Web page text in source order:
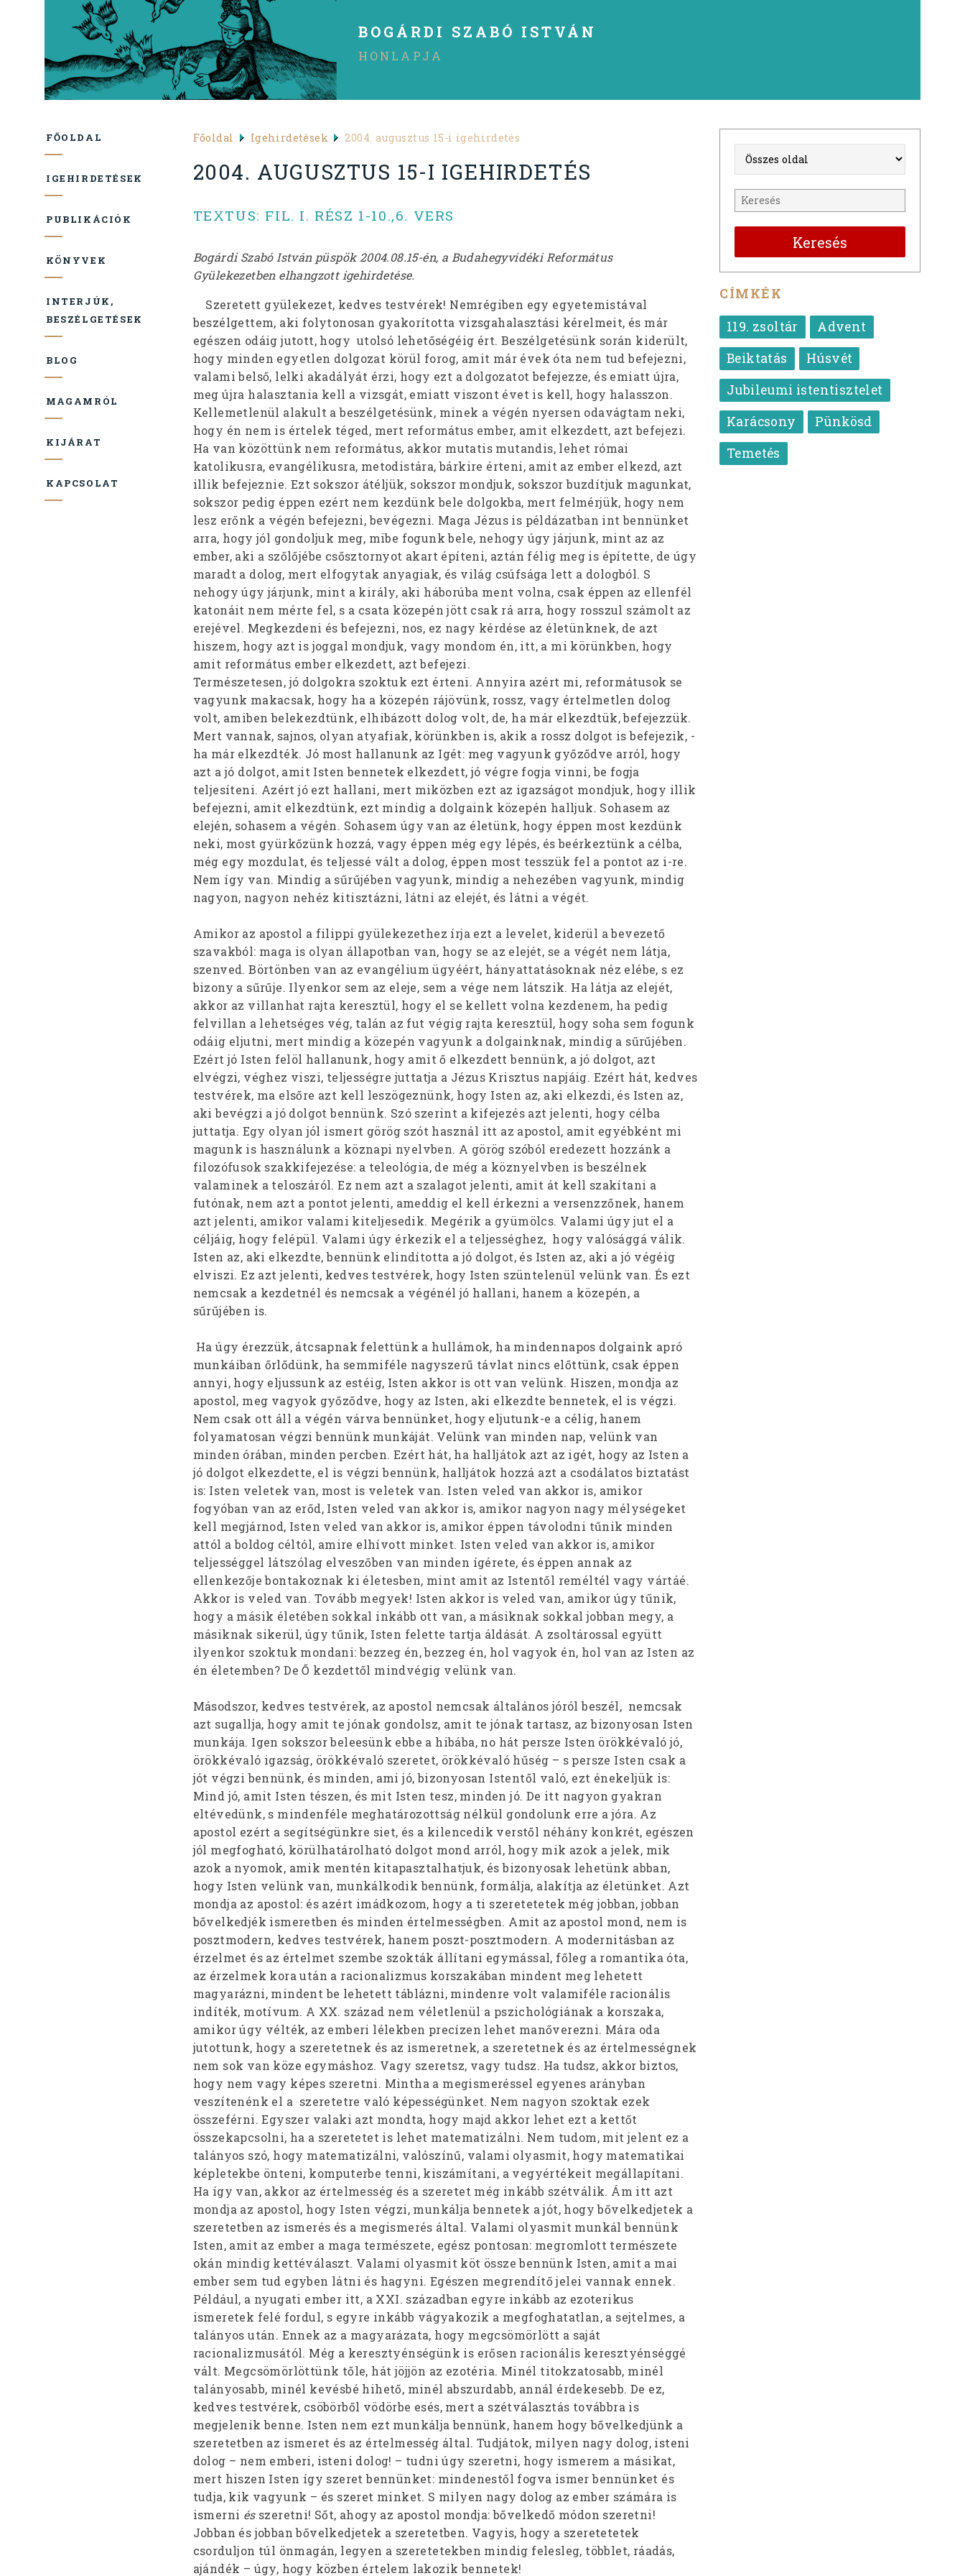
BOGÁRDI SZABÓ ISTVÁN
HONLAPJA
FŐOLDAL
IGEHIRDETÉSEK
PUBLIKÁCIÓK
KÖNYVEK
INTERJÚK,
BESZÉLGETÉSEK
BLOG
MAGAMRÓL
KIJÁRAT
KAPCSOLAT
Főoldal Igehirdetések 2004. augusztus 15-i igehirdetés
2004. AUGUSZTUS 15-I IGEHIRDETÉS
TEXTUS: FIL. I. RÉSZ 1-10.,6. VERS
Bogárdi Szabó István püspök 2004.08.15-én, a Budahegyvidéki Református
Gyülekezetben elhangzott igehirdetése.
Szeretett gyülekezet, kedves testvérek! Nemrégiben egy egyetemistával
beszélgettem, aki folytonosan gyakorította vizsgahalasztási kérelmeit, és már
egészen odáig jutott, hogy utolsó lehetőségéig ért. Beszélgetésünk során kiderült,
hogy minden egyetlen dolgozat körül forog, amit már évek óta nem tud befejezni,
valami belső, lelki akadályát érzi, hogy ezt a dolgozatot befejezze, és emiatt újra,
meg újra halasztania kell a vizsgát, emiatt viszont évet is kell, hogy halasszon.
Kellemetlenül alakult a beszélgetésünk, minek a végén nyersen odavágtam neki,
hogy én nem is értelek téged, mert református ember, amit elkezdett, azt befejezi.
Ha van közöttünk nem református, akkor mutatis mutandis, lehet római
katolikusra, evangélikusra, metodistára, bárkire érteni, amit az ember elkezd, azt
illik befejeznie. Ezt sokszor átéljük, sokszor mondjuk, sokszor buzdítjuk magunkat,
sokszor pedig éppen ezért nem kezdünk bele dolgokba, mert felmérjük, hogy nem
lesz erőnk a végén befejezni, bevégezni. Maga Jézus is példázatban int bennünket
arra, hogy jól gondoljuk meg, mibe fogunk bele, nehogy úgy járjunk, mint az az
ember, aki a szőlőjébe csősztornyot akart építeni, aztán félig meg is építette, de úgy
maradt a dolog, mert elfogytak anyagiak, és világ csúfsága lett a dologból. S
nehogy úgy járjunk, mint a király, aki háborúba ment volna, csak éppen az ellenfél
katonáit nem mérte fel, s a csata közepén jött csak rá arra, hogy rosszul számolt az
erejével. Megkezdeni és befejezni, nos, ez nagy kérdése az életünknek, de azt
hiszem, hogy azt is joggal mondjuk, vagy mondom én, itt, a mi körünkben, hogy
amit református ember elkezdett, azt befejezi.
Természetesen, jó dolgokra szoktuk ezt érteni. Annyira azért mi, reformátusok se
vagyunk makacsak, hogy ha a közepén rájövünk, rossz, vagy értelmetlen dolog
volt, amiben belekezdtünk, elhibázott dolog volt, de, ha már elkezdtük, befejezzük.
Mert vannak, sajnos, olyan atyafiak, körünkben is, akik a rossz dolgot is befejezik, -
ha már elkezdték. Jó most hallanunk az Igét: meg vagyunk győződve arról, hogy
azt a jó dolgot, amit Isten bennetek elkezdett, jó végre fogja vinni, be fogja
teljesíteni. Azért jó ezt hallani, mert miközben ezt az igazságot mondjuk, hogy illik
befejezni, amit elkezdtünk, ezt mindig a dolgaink közepén halljuk. Sohasem az
elején, sohasem a végén. Sohasem úgy van az életünk, hogy éppen most kezdünk
neki, most gyürkőzünk hozzá, vagy éppen még egy lépés, és beérkeztünk a célba,
még egy mozdulat, és teljessé vált a dolog, éppen most tesszük fel a pontot az i-re.
Nem így van. Mindig a sűrűjében vagyunk, mindig a nehezében vagyunk, mindig
nagyon, nagyon nehéz kitisztázni, látni az elejét, és látni a végét.
Amikor az apostol a filippi gyülekezethez írja ezt a levelet, kiderül a bevezető
szavakból: maga is olyan állapotban van, hogy se az elejét, se a végét nem látja,
szenved. Börtönben van az evangélium ügyéért, hányattatásoknak néz elébe, s ez
bizony a sűrűje. Ilyenkor sem az eleje, sem a vége nem látszik. Ha látja az elejét,
akkor az villanhat rajta keresztül, hogy el se kellett volna kezdenem, ha pedig
felvillan a lehetséges vég, talán az fut végig rajta keresztül, hogy soha sem fogunk
odáig eljutni, mert mindig a közepén vagyunk a dolgainknak, mindig a sűrűjében.
Ezért jó Isten felöl hallanunk, hogy amit ő elkezdett bennünk, a jó dolgot, azt
elvégzi, véghez viszi, teljességre juttatja a Jézus Krisztus napjáig. Ezért hát, kedves
testvérek, ma elsőre azt kell leszögeznünk, hogy Isten az, aki elkezdi, és Isten az,
aki bevégzi a jó dolgot bennünk. Szó szerint a kifejezés azt jelenti, hogy célba
juttatja. Egy olyan jól ismert görög szót használ itt az apostol, amit egyébként mi
magunk is használunk a köznapi nyelvben. A görög szóból eredezett hozzánk a
filozófusok szakkifejezése: a teleológia, de még a köznyelvben is beszélnek
valaminek a teloszáról. Ez nem azt a szalagot jelenti, amit át kell szakítani a
futónak, nem azt a pontot jelenti, ameddig el kell érkezni a versenzzőnek, hanem
azt jelenti, amikor valami kiteljesedik. Megérik a gyümölcs. Valami úgy jut el a
céljáig, hogy felépül. Valami úgy érkezik el a teljességhez, hogy valósággá válik.
Isten az, aki elkezdte, bennünk elindította a jó dolgot, és Isten az, aki a jó végéig
elviszi. Ez azt jelenti, kedves testvérek, hogy Isten szüntelenül velünk van. És ezt
nemcsak a kezdetnél és nemcsak a végénél jó hallani, hanem a közepén, a
sűrűjében is.
Ha úgy érezzük, átcsapnak felettünk a hullámok, ha mindennapos dolgaink apró
munkáiban őrlődünk, ha semmiféle nagyszerű távlat nincs előttünk, csak éppen
annyi, hogy eljussunk az estéig, Isten akkor is ott van velünk. Hiszen, mondja az
apostol, meg vagyok győződve, hogy az Isten, aki elkezdte bennetek, el is végzi.
Nem csak ott áll a végén várva bennünket, hogy eljutunk-e a célig, hanem
folyamatosan végzi bennünk munkáját. Velünk van minden nap, velünk van
minden órában, minden percben. Ezért hát, ha halljátok azt az igét, hogy az Isten a
jó dolgot elkezdette, el is végzi bennünk, halljátok hozzá azt a csodálatos biztatást
is: Isten veletek van, most is veletek van. Isten veled van akkor is, amikor
fogyóban van az erőd, Isten veled van akkor is, amikor nagyon nagy mélységeket
kell megjárnod, Isten veled van akkor is, amikor éppen távolodni tűnik minden
attól a boldog céltól, amire elhívott minket. Isten veled van akkor is, amikor
teljességgel látszólag elveszőben van minden ígérete, és éppen annak az
ellenkezője bontakoznak ki életesben, mint amit az Istentől reméltél vagy vártáé.
Akkor is veled van. Tovább megyek! Isten akkor is veled van, amikor úgy tűnik,
hogy a másik életében sokkal inkább ott van, a másiknak sokkal jobban megy, a
másiknak sikerül, úgy tűnik, Isten felette tartja áldását. A zsoltárossal együtt
ilyenkor szoktuk mondani: bezzeg én, bezzeg én, hol vagyok én, hol van az Isten az
én életemben? De Ő kezdettől mindvégig velünk van.
Másodszor, kedves testvérek, az apostol nemcsak általános jóról beszél, nemcsak
azt sugallja, hogy amit te jónak gondolsz, amit te jónak tartasz, az bizonyosan Isten
munkája. Igen sokszor beleesünk ebbe a hibába, no hát persze Isten örökkévaló jó,
örökkévaló igazság, örökkévaló szeretet, örökkévaló hűség – s persze Isten csak a
jót végzi bennünk, és minden, ami jó, bizonyosan Istentől való, ezt énekeljük is:
Mind jó, amit Isten tészen, és mit Isten tesz, minden jó. De itt nagyon gyakran
eltévedünk, s mindenféle meghatározottság nélkül gondolunk erre a jóra. Az
apostol ezért a segítségünkre siet, és a kilencedik verstől néhány konkrét, egészen
jól megfogható, körülhatárolható dolgot mond arról, hogy mik azok a jelek, mik
azok a nyomok, amik mentén kitapasztalhatjuk, és bizonyosak lehetünk abban,
hogy Isten velünk van, munkálkodik bennünk, formálja, alakítja az életünket. Azt
mondja az apostol: és azért imádkozom, hogy a ti szeretetetek még jobban, jobban
bővelkedjék ismeretben és minden értelmességben. Amit az apostol mond, nem is
posztmodern, kedves testvérek, hanem poszt-posztmodern. A modernitásban az
érzelmet és az értelmet szembe szokták állítani egymással, főleg a romantika óta,
az érzelmek kora után a racionalizmus korszakában mindent meg lehetett
magyarázni, mindent be lehetett táblázni, mindenre volt valamiféle racionális
indíték, motívum. A XX. század nem véletlenül a pszichológiának a korszaka,
amikor úgy vélték, az emberi lélekben precízen lehet manőverezni. Mára oda
jutottunk, hogy a szeretetnek és az ismeretnek, a szeretetnek és az értelmességnek
nem sok van köze egymáshoz. Vagy szeretsz, vagy tudsz. Ha tudsz, akkor biztos,
hogy nem vagy képes szeretni. Mintha a megismeréssel egyenes arányban
veszítenénk el a szeretetre való képességünket. Nem nagyon szoktak ezek
összeférni. Egyszer valaki azt mondta, hogy majd akkor lehet ezt a kettőt
összekapcsolni, ha a szeretetet is lehet matematizálni. Nem tudom, mit jelent ez a
talányos szó, hogy matematizálni, valószínű, valami olyasmit, hogy matematikai
képletekbe önteni, komputerbe tenni, kiszámítani, a vegyértékeit megállapítani.
Ha így van, akkor az értelmesség és a szeretet még inkább szétválik. Ám itt azt
mondja az apostol, hogy Isten végzi, munkálja bennetek a jót, hogy bővelkedjetek a
szeretetben az ismerés és a megismerés által. Valami olyasmit munkál bennünk
Isten, amit az ember a maga természete, egész pontosan: megromlott természete
okán mindig kettéválaszt. Valami olyasmit köt össze bennünk Isten, amit a mai
ember sem tud egyben látni és hagyni. Egészen megrendítő jelei vannak ennek.
Például, a nyugati ember itt, a XXI. században egyre inkább az ezoterikus
ismeretek felé fordul, s egyre inkább vágyakozik a megfoghatatlan, a sejtelmes, a
talányos után. Ennek az a magyarázata, hogy megcsömörlött a saját
racionalizmusától. Még a keresztyénségünk is erősen racionális keresztyénséggé
vált. Megcsömörlöttünk tőle, hát jöjjön az ezotéria. Minél titokzatosabb, minél
talányosabb, minél kevésbé hihető, minél abszurdabb, annál érdekesebb. De ez,
kedves testvérek, csöbörből vödörbe esés, mert a szétválasztás továbbra is
megjelenik benne. Isten nem ezt munkálja bennünk, hanem hogy bővelkedjünk a
szeretetben az ismeret és az értelmesség által. Tudjátok, milyen nagy dolog, isteni
dolog – nem emberi, isteni dolog! – tudni úgy szeretni, hogy ismerem a másikat,
mert hiszen Isten így szeret bennünket: mindenestől fogva ismer bennünket és
tudja, kik vagyunk – és szeret minket. S milyen nagy dolog az ember számára is
ismerni ésszeretni! Sőt, ahogy az apostol mondja: bővelkedő módon szeretni!
Jobban és jobban bővelkedjetek a szeretetben. Vagyis, hogy a szeretetetek
csorduljon túl önmagán, legyen a szeretetekben mindig felesleg, többlet, ráadás,
ajándék – úgy, hogy közben értelem lakozik bennetek!
Keresés
CÍMKÉK
119. zsoltár
Advent
Beiktatás
Húsvét
Jubileumi istentisztelet
Karácsony
Pünkösd
Temetés